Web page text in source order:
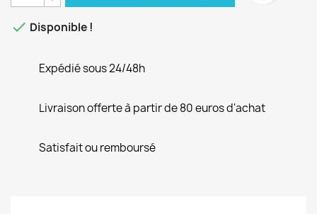
 Disponible !
Expédié sous 24/48h
Livraison offerte à partir de 80 euros d'achat
Satisfait ou remboursé